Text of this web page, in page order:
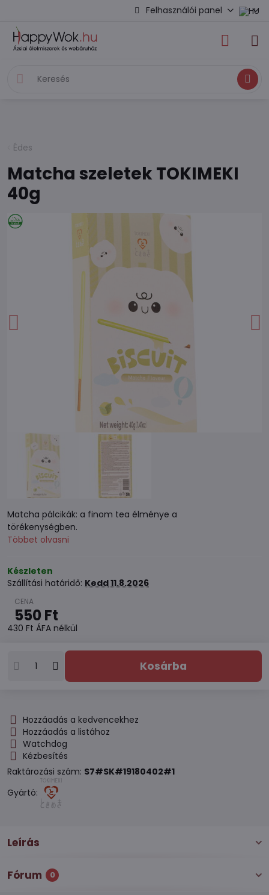
Felhasználói panel
Keresés
Édes
Matcha szeletek TOKIMEKI
40g
Matcha pálcikák: a finom tea élménye a
törékenységben.
Többet olvasni
Készleten
Szállítási határidő: Kedd11.8.2026
550 Ft
430 Ft ÁFA nélkül
Kosárba
Hozzáadás a kedvencekhez
Hozzáadás a listához
Watchdog
Kézbesítés
Raktározási szám: S7#SK#19180402#1
Gyártó:
Leírás
Fórum 0